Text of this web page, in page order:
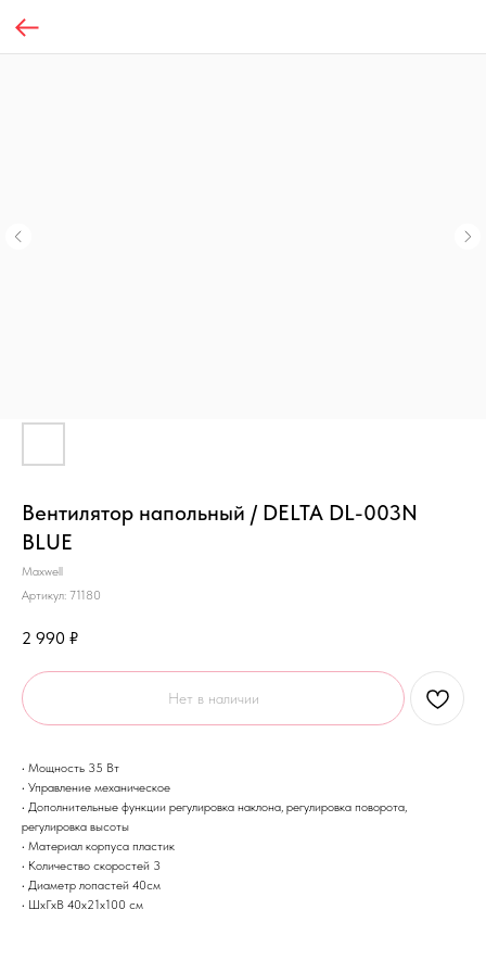
Вентилятор напольный / DELTA DL-003N
BLUE
Maxwell
Артикул: 71180
2 990 ₽
Нет в наличии
• Мощность 35 Вт
• Управление механическое
• Дополнительные функции регулировка наклона, регулировка поворота,
регулировка высоты
• Материал корпуса пластик
• Количество скоростей 3
• Диаметр лопастей 40см
• ШхГхВ 40х21х100 см